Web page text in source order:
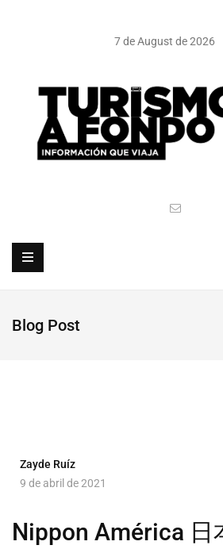
7 de August de 2026
Blog Post
Zayde Ruíz
9 de abril de 2021
Nippon América 日